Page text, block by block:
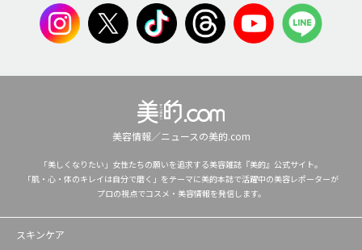
美容情報／ニュースの美的.com
「美しくなりたい」女性たちの願いを追求する美容雑誌『美的』公式サイト。
「肌・心・体のキレイは自分で磨く」をテーマに美的本誌で活躍中の美容レポーターが
プロの視点でコスメ・美容情報を発信します。
スキンケア